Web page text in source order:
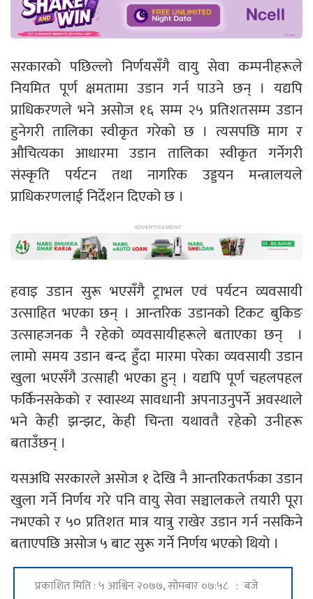
सरकारकाे पछिल्लाे निर्णयसँगै वायु सेवा कम्पनीहरूले
नियमित पूर्ण क्षमतामा उडान गर्न पाउने छन् । यद्यपि
प्राधिकरणले भने असोज १६ सम्म २५ प्रतिशतसम्म उडान
हुनेगरी तालिका स्वीकृत गरेको छ । त्यसपछि माग र
औचित्यका आधारमा उडान तालिका स्वीकृत गर्नेगरी
संस्कृति पर्यटन तथा नागरिक उड्डयन मन्त्रालयले
प्राधिकरणलाई निर्देशन दिएको छ ।
हवाइ उडान सुरू भएसँगै ट्राभल एवं पर्यटन व्यवसायी
उत्साहित भएका छन् । आन्तरिक उडानको टिकट बुकिङ
उत्साहजनक नै रहेको व्यवसायीहरूले बताएका छन् ।
लामाे समय उडान बन्द हुँदा मारमा परेका व्यवसायी उडान
खुला भएसँगै उत्साही भएका हुन् । यद्यपि पूर्ण चहलपहल
फर्किनसकेकाे र स्वास्थ्य सावधानी अपनाउनुपर्ने अवस्थाले
भने केही झन्झट, केही चिन्ता यथावतै रहेकाे उनीहरू
बताउँछन् ।
यसअघि सरकारले असोज १ देखि नै आन्तरिकतर्फका उडान
खुला गर्ने निर्णय गरे पनि वायु सेवा सञ्चालकले तयारी पूरा
नभएको र ५० प्रतिशत मात्र यात्रु राखेर उडान गर्न नसकिने
बताएपछि असाेज ५ बाट सुरू गर्ने निर्णय भएकाे थियाे ।
प्रकाशित मिति : ५ आश्विन २०७७, सोमबार ०७:५८ : बजे